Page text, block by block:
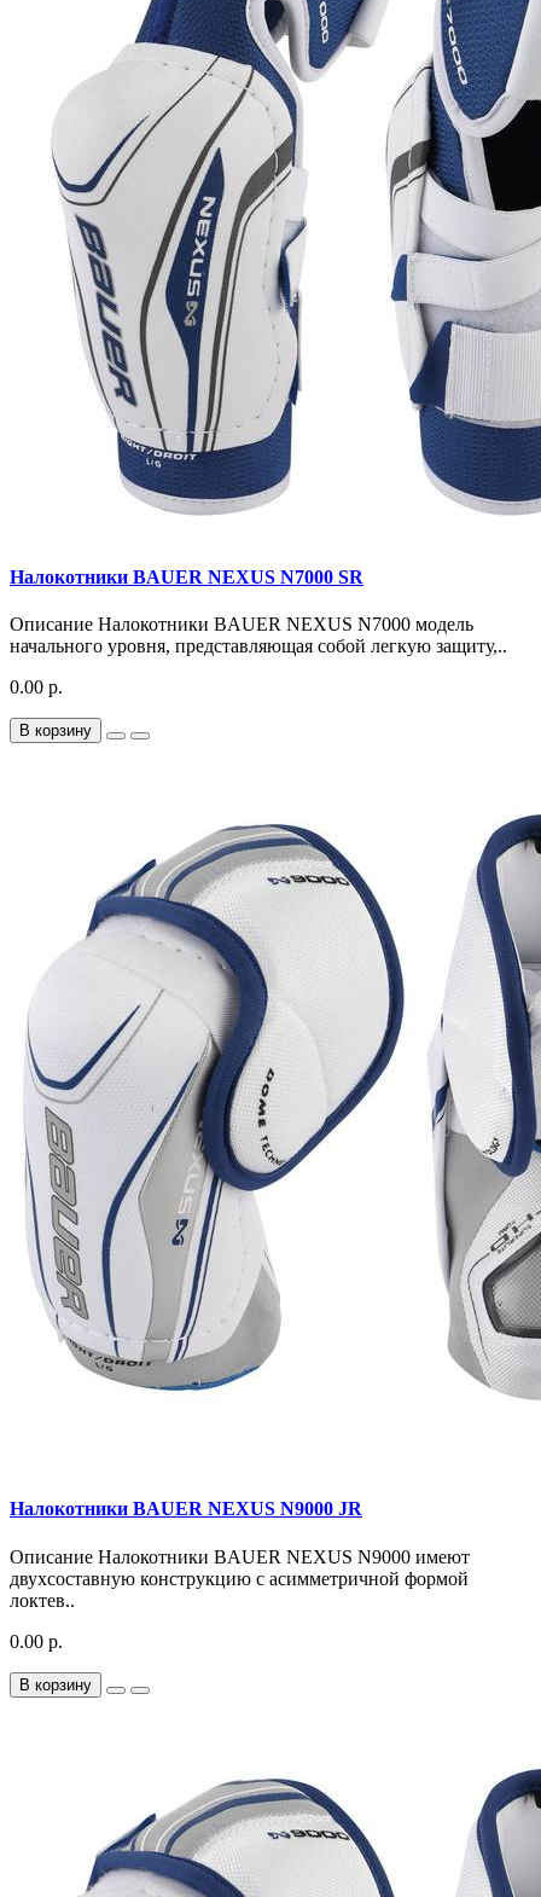
Налокотники BAUER NEXUS N7000 SR
Описание Налокотники BAUER NEXUS N7000 модель
начального уровня, представляющая собой легкую защиту,..
0.00 р.
В корзину
Налокотники BAUER NEXUS N9000 JR
Описание Налокотники BAUER NEXUS N9000 имеют
двухсоставную конструкцию с асимметричной формой
локтев..
0.00 р.
В корзину